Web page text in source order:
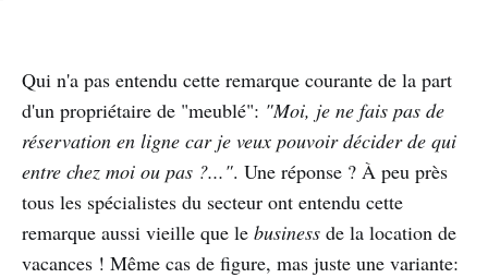
Qui n'a pas entendu cette remarque courante de la part
d'un propriétaire de "meublé": "Moi, je ne fais pas de
réservation en ligne car je veux pouvoir décider de qui
entre chez moi ou pas ?...". Une réponse ? À peu près
tous les spécialistes du secteur ont entendu cette
remarque aussi vieille que le business de la location de
vacances ! Même cas de figure, mas juste une variante: